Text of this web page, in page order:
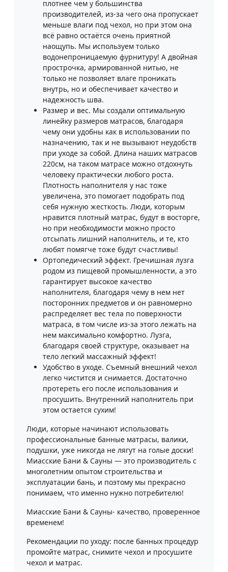
плотнее чем у большинства
производителей, из-за чего она пропускает
меньше влаги под чехол, но при этом она
всё равно остаётся очень приятной
наощупь. Мы используем только
водонепроницаемую фурнитуру! А двойная
прострочка, армированной нитью, не
только не позволяет влаге проникать
внутрь, но и обеспечивает качество и
надежность шва.
Размер и вес. Мы создали оптимальную
линейку размеров матрасов, благодаря
чему они удобны как в использовании по
назначению, так и не вызывают неудобств
при уходе за собой. Длина наших матрасов
220см, на таком матрасе можно отдохнуть
человеку практически любого роста.
Плотность наполнителя у нас тоже
увеличена, это помогает подобрать под
себя нужную жесткость. Люди, которым
нравится плотный матрас, будут в восторге,
но при необходимости можно просто
отсыпать лишний наполнитель, и те, кто
любят помягче тоже будут счастливы!
Ортопедический эффект. Гречишная лузга
родом из пищевой промышленности, а это
гарантирует высокое качество
наполнителя, благодаря чему в нем нет
посторонних предметов и он равномерно
распределяет вес тела по поверхности
матраса, в том числе из-за этого лежать на
нем максимально комфортно. Лузга,
благодаря своей структуре, оказывает на
тело легкий массажный эффект!
Удобство в уходе. Съемный внешний чехол
легко чистится и снимается. Достаточно
протереть его после использования и
просушить. Внутренний наполнитель при
этом остается сухим!
Люди, которые начинают использовать
профессиональные банные матрасы, валики,
подушки, уже никогда не лягут на голые доски!
Миасские Бани & Сауны — это производитель с
многолетним опытом строительства и
эксплуатации бань, и поэтому мы прекрасно
понимаем, что именно нужно потребителю!
Миасские Бани & Сауны- качество, проверенное
временем!
Рекомендации по уходу: после банных процедур
промойте матрас, снимите чехол и просушите
чехол и матрас.